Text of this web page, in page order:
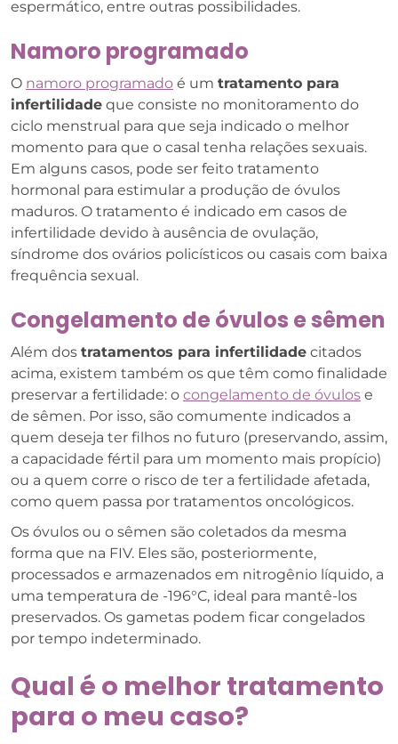
espermático, entre outras possibilidades.
Namoro programado
O namoro programado é um tratamento para
infertilidade que consiste no monitoramento do
ciclo menstrual para que seja indicado o melhor
momento para que o casal tenha relações sexuais.
Em alguns casos, pode ser feito tratamento
hormonal para estimular a produção de óvulos
maduros. O tratamento é indicado em casos de
infertilidade devido à ausência de ovulação,
síndrome dos ovários policísticos ou casais com baixa
frequência sexual.
Congelamento de óvulos e sêmen
Além dos tratamentos para infertilidade citados
acima, existem também os que têm como finalidade
preservar a fertilidade: o congelamento de óvulos e
de sêmen. Por isso, são comumente indicados a
quem deseja ter filhos no futuro (preservando, assim,
a capacidade fértil para um momento mais propício)
ou a quem corre o risco de ter a fertilidade afetada,
como quem passa por tratamentos oncológicos.
Os óvulos ou o sêmen são coletados da mesma
forma que na FIV. Eles são, posteriormente,
processados e armazenados em nitrogênio líquido, a
uma temperatura de -196°C, ideal para mantê-los
preservados. Os gametas podem ficar congelados
por tempo indeterminado.
Qual é o melhor tratamento
para o meu caso?